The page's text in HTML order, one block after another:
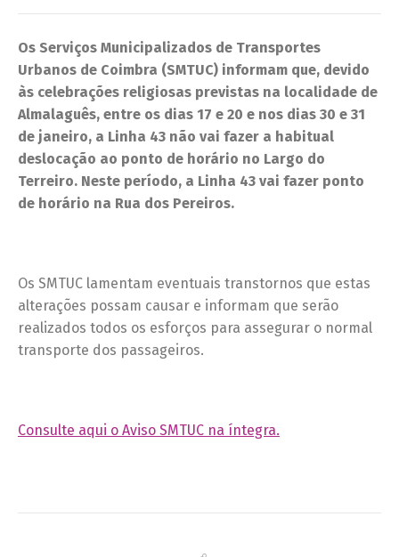
Os Serviços Municipalizados de Transportes
Urbanos de Coimbra (SMTUC) informam que, devido
às celebrações religiosas previstas na localidade de
Almalaguês, entre os dias 17 e 20 e nos dias 30 e 31
de janeiro, a Linha 43 não vai fazer a habitual
deslocação ao ponto de horário no Largo do
Terreiro. Neste período, a Linha 43 vai fazer ponto
de horário na Rua dos Pereiros.
Os SMTUC lamentam eventuais transtornos que estas
alterações possam causar e informam que serão
realizados todos os esforços para assegurar o normal
transporte dos passageiros.
Consulte aqui o Aviso SMTUC na íntegra.